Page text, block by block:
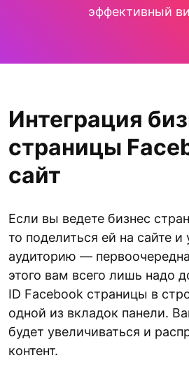
эффективный
Интеграция
страницы
сайт
Если вы ведете бизнес
то поделиться ей на сайте и
аудиторию —
этого вам всего лишь надо
ID Facebook страницы в
одной из вкладок панели.
будет увеличиваться и
контент.